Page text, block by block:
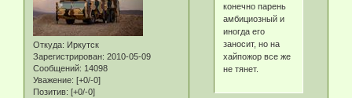
Откуда: Иркутск
Зарегистрирован: 2010-05-09
Сообщений: 14098
Уважение: [+0/-0]
Позитив: [+0/-0]
конечно парень
амбициозный и
иногда его
заносит, но на
хайпожор все же
не тянет.